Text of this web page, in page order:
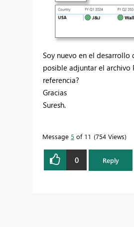
Soy nuevo en el desarrollo
posible adjuntar el archivo
referencia?
Gracias
Suresh.
Message 5 of 11 754 Views
0 Reply